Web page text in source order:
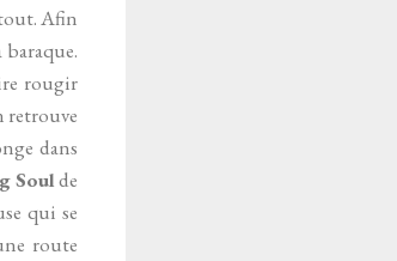
Afin
baraque.
rougir
retrouve
dans
Soulde
qui se
route